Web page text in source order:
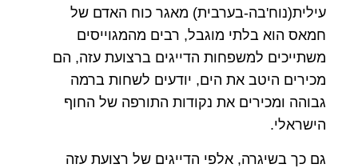
עילית(נוח'בה-בערבית) מאגר כוח האדם של
חמאס הוא בלתי מוגבל, רבים מהמגוייסים
משתייכים למשפחות הדייגים ברצועת עזה, הם
מכירים היטב את הים, יודעים לשחות ברמה
גבוהה ומכירים את נקודות התורפה של החוף
הישראלי.
גם כך בשיגרה, אלפי הדייגים של רצועת עזה